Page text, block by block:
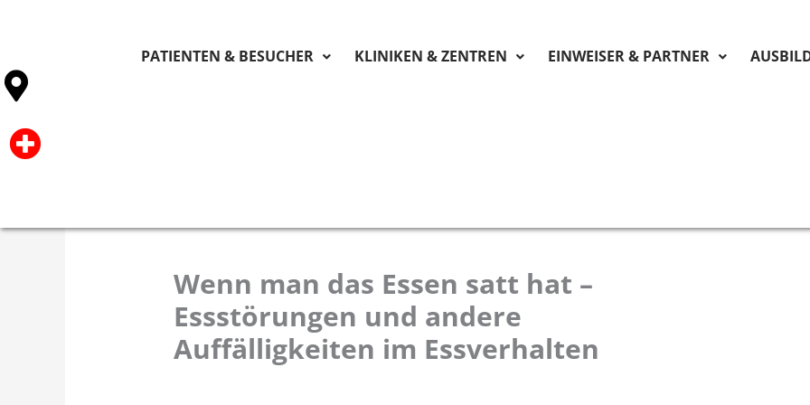
PATIENTEN & BESUCHER KLINIKEN & ZENTREN EINWEISER & PARTNER
Wenn man das Essen satt hat –
Essstörungen und andere
Auffälligkeiten im Essverhalten